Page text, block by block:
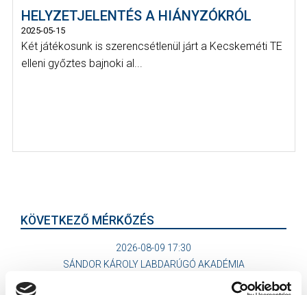
HELYZETJELENTÉS A HIÁNYZÓKRÓL
2025-05-15
Két játékosunk is szerencsétlenül járt a Kecskeméti TE
elleni győztes bajnoki al...
KÖVETKEZŐ MÉRKŐZÉS
2026-08-09 17:30
SÁNDOR KÁROLY LABDARÚGÓ AKADÉMIA